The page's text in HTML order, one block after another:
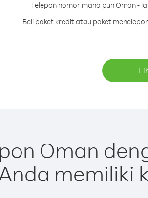
Telepon nomor mana pun Oman -
Beli paket kredit atau paket
Oman
memiliki